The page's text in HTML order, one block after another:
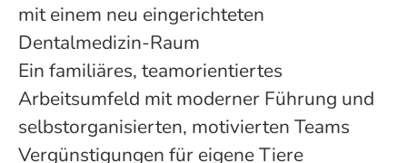
mit einem neu eingerichteten
Dentalmedizin-Raum
Ein familiäres, teamorientiertes
Arbeitsumfeld mit moderner Führung und
selbstorganisierten, motivierten Teams
Vergünstigungen für eigene Tiere